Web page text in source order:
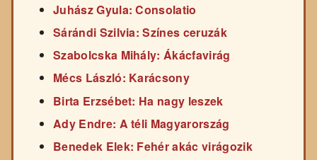
Juhász Gyula: Consolatio
Sárándi Szilvia: Színes ceruzák
Szabolcska Mihály: Ákácfavirág
Mécs László: Karácsony
Birta Erzsébet: Ha nagy leszek
Ady Endre: A téli Magyarország
Benedek Elek: Fehér akác virágozik